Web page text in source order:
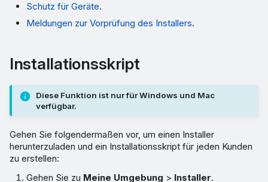
Schutz für Geräte.
Meldungen zur Vorprüfung des Installers.
Installationsskript
Diese Funktion ist nur für Windows und Mac
verfügbar.
Gehen Sie folgendermaßen vor, um einen Installer
herunterzuladen und ein Installationsskript für jeden Kunden
zu erstellen:
Gehen Sie zu Meine Umgebung > Installer.